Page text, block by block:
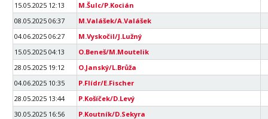
15.05.2025 12:13
M.Šulc/P.Kocián
08.05.2025 06:37
M.Valášek/A.Valášek
04.06.2025 06:27
M.Vyskočil/J.Lužný
15.05.2025 04:13
O.Beneš/M.Moutelik
28.05.2025 19:12
O.Janský/L.Brůža
04.06.2025 10:35
P.Flídr/E.Fischer
28.05.2025 13:44
P.Košíček/D.Levý
30.05.2025 16:56
P.Koutník/D.Sekyra